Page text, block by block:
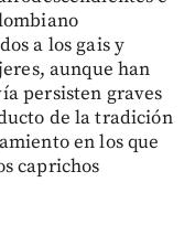
a los gais y
aunque han
persisten graves
de la tradición
en los que
caprichos